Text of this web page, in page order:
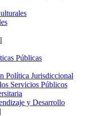
Públicas
Política Jurisdiccional
Servicios Públicos
y Desarrollo